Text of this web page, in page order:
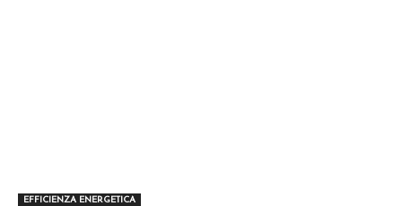
EFFICIENZA ENERGETICA